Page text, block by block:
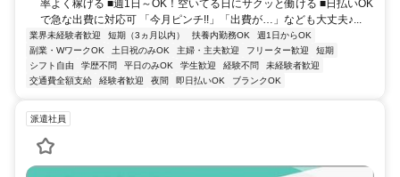
率よく稼げる ■週1日～OK！空いてる日にサクッと働ける ■日払いOK
で急な出費に対応可 「今月ピンチ!!」「出費が…」なども大丈夫♪...
業界未経験者歓迎 短期（3ヵ月以内） 扶養内勤務OK
週1日からOK
副業・WワークOK
土日祝のみOK 主婦・主夫歓迎 フリーター歓迎
短期
シフト自由
学歴不問 平日のみOK 学生歓迎 経験不問
未経験者歓迎
交通費全額支給
経験者歓迎 夜間 即日払いOK ブランクOK
派遣社員